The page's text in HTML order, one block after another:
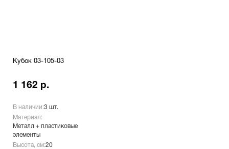
Кубок 03-105-03
1 162 р.
В наличии:3 шт.
Материал:
Металл + пластиковые
элементы
Высота, см:20